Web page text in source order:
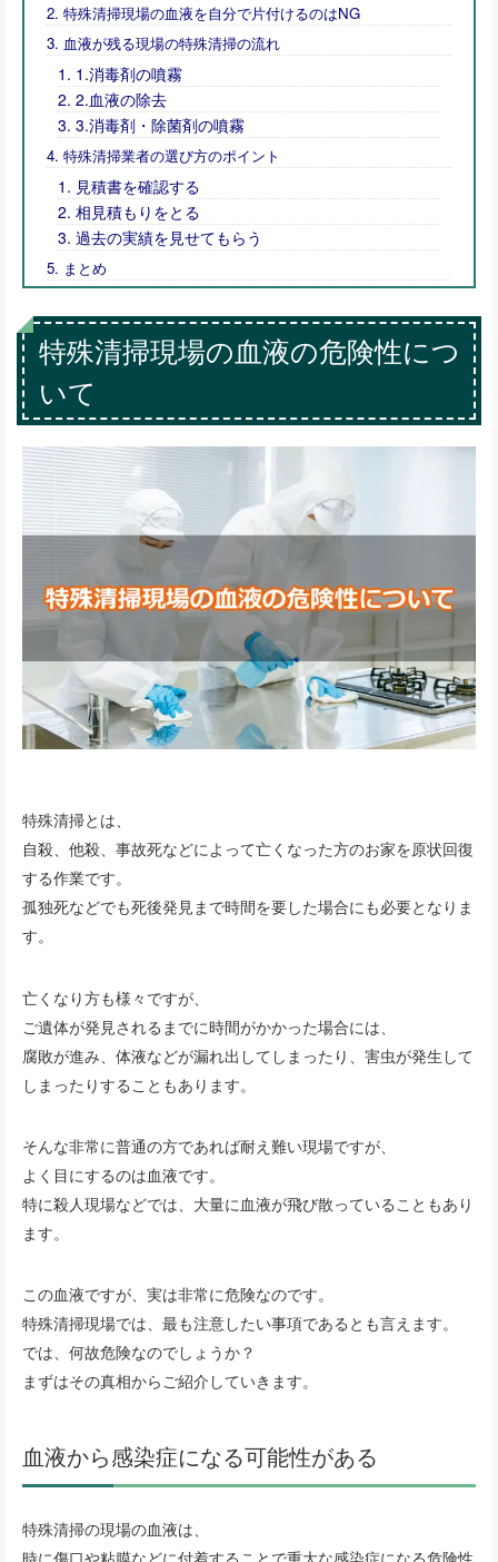
特殊清掃現場の血液を自分で片付けるのはNG
血液が残る現場の特殊清掃の流れ
1.消毒剤の噴霧
2.血液の除去
3.消毒剤・除菌剤の噴霧
特殊清掃業者の選び方のポイント
見積書を確認する
相見積もりをとる
過去の実績を見せてもらう
まとめ
特殊清掃現場の血液の危険性につ
いて
特殊清掃とは、
自殺、他殺、事故死などによって亡くなった方のお家を原状回復
する作業です。
孤独死などでも死後発見まで時間を要した場合にも必要となりま
す。
亡くなり方も様々ですが、
ご遺体が発見されるまでに時間がかかった場合には、
腐敗が進み、体液などが漏れ出してしまったり、害虫が発生して
しまったりすることもあります。
そんな非常に普通の方であれば耐え難い現場ですが、
よく目にするのは血液です。
特に殺人現場などでは、大量に血液が飛び散っていることもあり
ます。
この血液ですが、実は非常に危険なのです。
特殊清掃現場では、最も注意したい事項であるとも言えます。
では、何故危険なのでしょうか？
まずはその真相からご紹介していきます。
血液から感染症になる可能性がある
特殊清掃の現場の血液は、
時に傷口や粘膜などに付着することで重大な感染症になる危険性